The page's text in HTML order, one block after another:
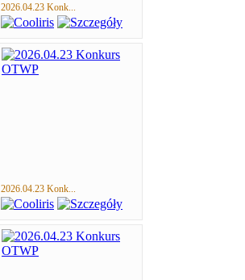
2026.04.23 Konk...
2026.04.23 Konk...